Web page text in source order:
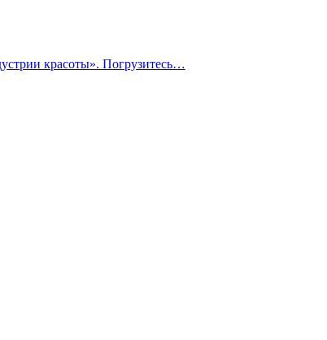
красоты». Погрузитесь…